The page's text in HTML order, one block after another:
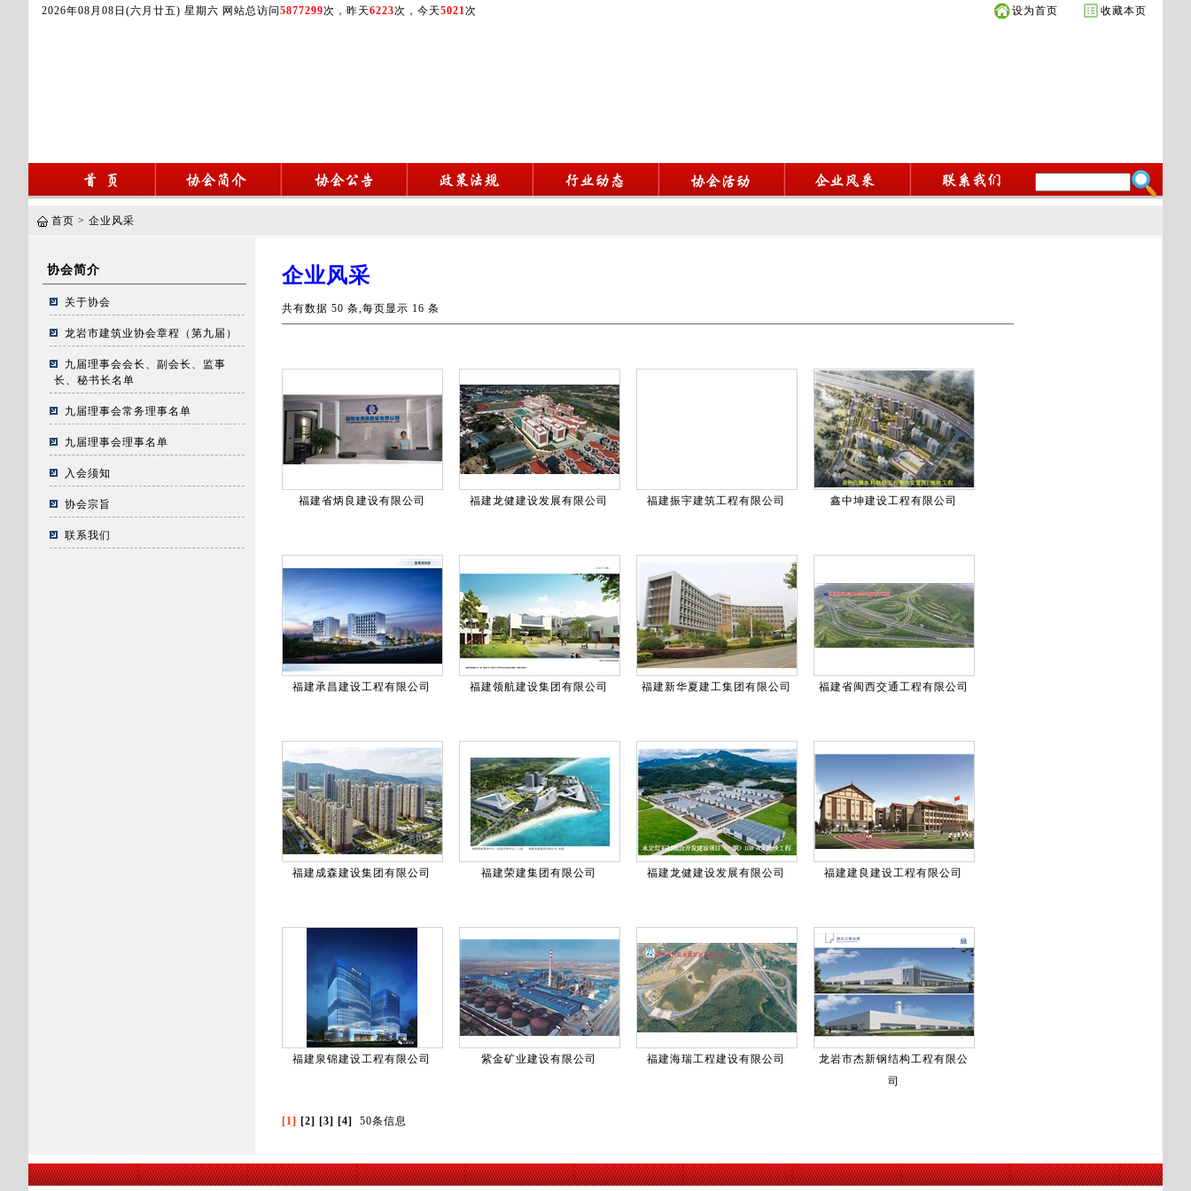
2026年08月08日(六月廿五) 星期六 网站总访问5877299次，昨天6223次，今天5021次 收藏本页
设为首页
首页 > 企业风采
协会简介
关于协会
龙岩市建筑业协会章程（第九届）
九届理事会会长、副会长、监事
长、秘书长名单
九届理事会常务理事名单
九届理事会理事名单
入会须知
协会宗旨
联系我们
企业风采
共有数据 50 条,每页显示 16 条
福建省炳良建设有限公司 福建龙健建设发展有限公司 福建振宇建筑工程有限公司 鑫中坤建设工程有限公司
福建承昌建设工程有限公司 福建领航建设集团有限公司 福建新华夏建工集团有限公司 福建省闽西交通工程有限公司
福建成森建设集团有限公司 福建荣建集团有限公司 福建龙健建设发展有限公司 福建建良建设工程有限公司
福建泉锦建设工程有限公司 紫金矿业建设有限公司 福建海瑞工程建设有限公司
龙岩市杰新钢结构工程有限公
司
[1] [2] [3] [4] 50条信息